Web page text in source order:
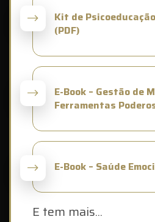
Kit de
(PDF)
E-Book – Gestão de
Ferramentas
E-Book – Saúde
E tem mais...